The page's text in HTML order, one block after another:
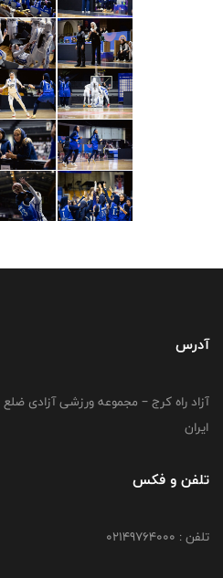
آدرس
آزاد راه کرج – مجموعه ورزشی آزادی
ایران
تلفن و فکس
تلفن : 02149764000